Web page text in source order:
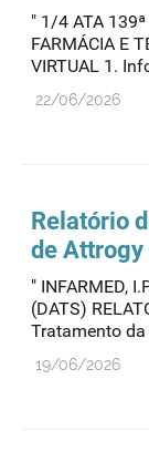
" 1/4 ATA 139ª
FARMÁCIA E
VIRTUAL 1.
22/06/2026
Relatório
de
" INFARMED,
(DATS)
Tratamento
19/06/2026